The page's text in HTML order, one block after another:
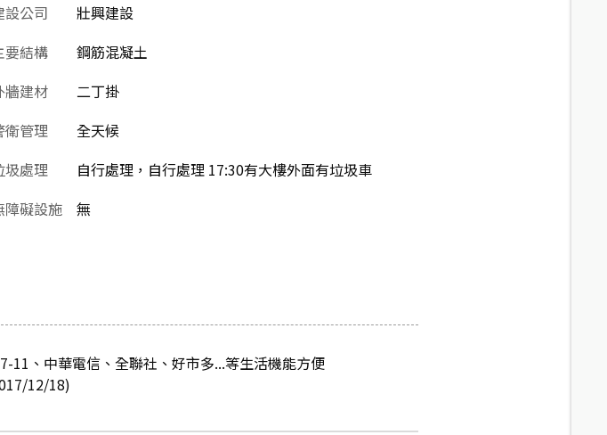
設公司
壯興建設
要結構
鋼筋混凝土
牆建材
二丁掛
衛管理
全天候
圾處理
自行處理，自行處理 17:30有大樓外面有垃圾車
障礙設施
無
11、中華電信、全聯社、好市多...等生活機能方便
12/18)